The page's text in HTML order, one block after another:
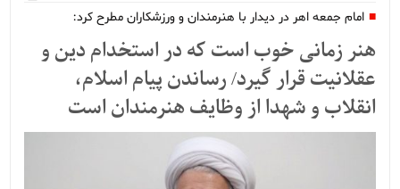
امام جمعه اهر در دیدار با هنرمندان و ورزشکاران مطرح کرد:
هنر زمانی خوب است که در استخدام دین و
عقلانیت قرار گیرد/ رساندن پیام اسلام،
انقلاب و شهدا از وظایف هنرمندان است